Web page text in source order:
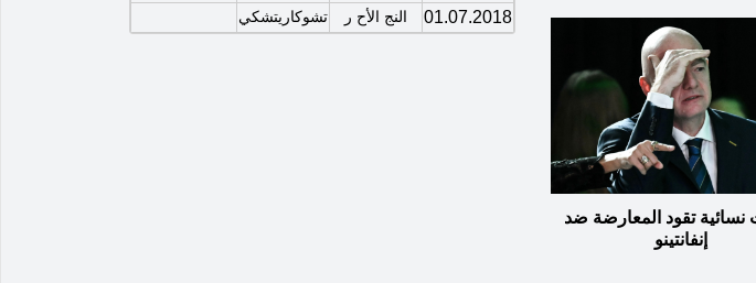
نسائية تقود المعارضة ضد
إنفانتينو
01.07.2018
النج الأح ر تشوكاريتشكي